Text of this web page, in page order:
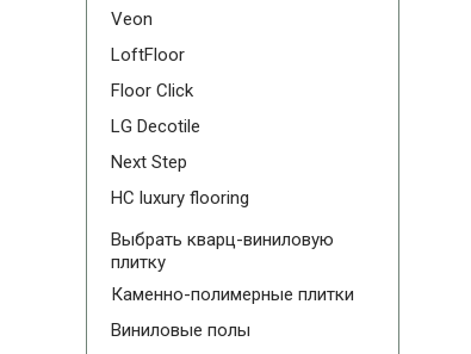
Veon
LoftFloor
Floor Click
LG Decotile
Next Step
HC luxury flooring
Выбрать кварц-виниловую
плитку
Каменно-полимерные плитки
Виниловые полы